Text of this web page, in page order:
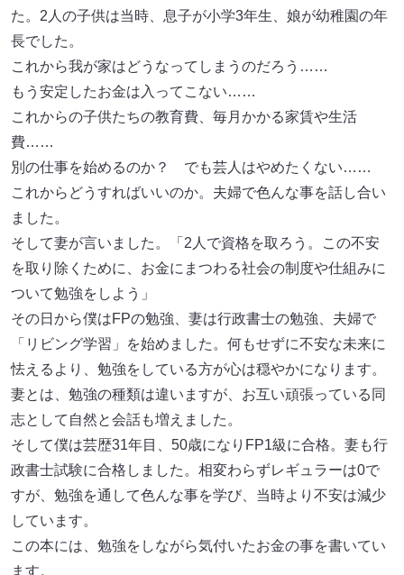
た。2人の子供は当時、息子が小学3年生、娘が幼稚園の年
長でした。
これから我が家はどうなってしまうのだろう……
もう安定したお金は入ってこない……
これからの子供たちの教育費、毎月かかる家賃や生活
費……
別の仕事を始めるのか？ でも芸人はやめたくない……
これからどうすればいいのか。夫婦で色んな事を話し合い
ました。
そして妻が言いました。「2人で資格を取ろう。この不安
を取り除くために、お金にまつわる社会の制度や仕組みに
ついて勉強をしよう」
その日から僕はFPの勉強、妻は行政書士の勉強、夫婦で
「リビング学習」を始めました。何もせずに不安な未来に
怯えるより、勉強をしている方が心は穏やかになります。
妻とは、勉強の種類は違いますが、お互い頑張っている同
志として自然と会話も増えました。
そして僕は芸歴31年目、50歳になりFP1級に合格。妻も行
政書士試験に合格しました。相変わらずレギュラーは0で
すが、勉強を通して色んな事を学び、当時より不安は減少
しています。
この本には、勉強をしながら気付いたお金の事を書いてい
ます。